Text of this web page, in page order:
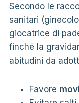
Secondo le
sanitari
giocatrice di
finché la
abitudini da
Favore